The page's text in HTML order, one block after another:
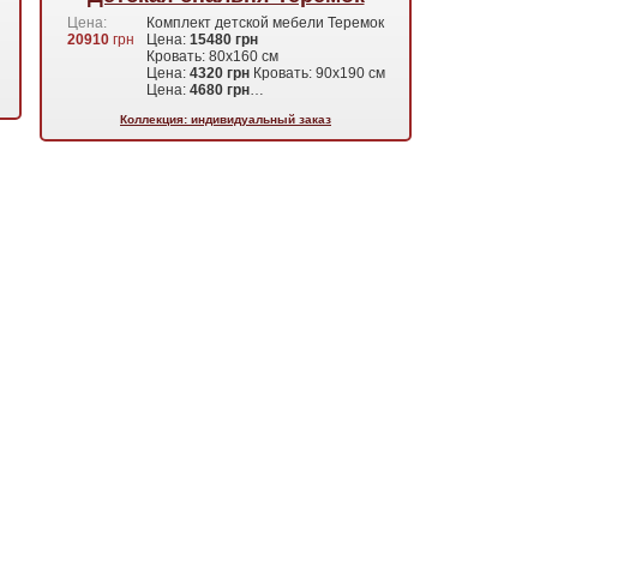
Цена:
20910грн
Комплект детской мебели Теремок
Цена: 15480 грн
Кровать: 80х160 см
Цена: 4320 грн Кровать: 90х190 см
Цена: 4680 грн…
Коллекция: индивидуальный заказ